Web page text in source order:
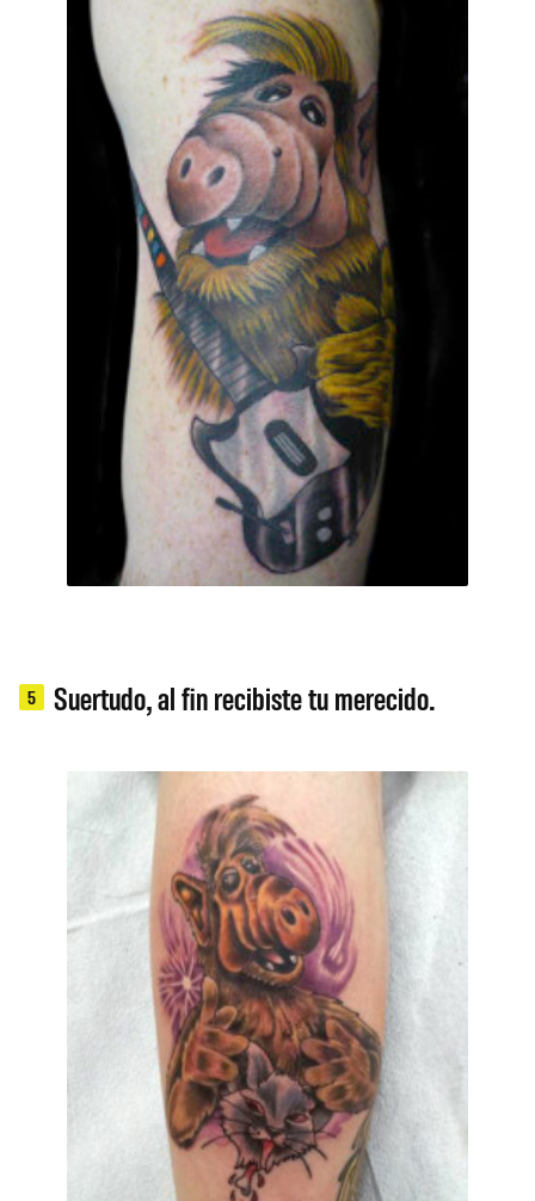
5 Suertudo, al fin recibiste tu merecido.